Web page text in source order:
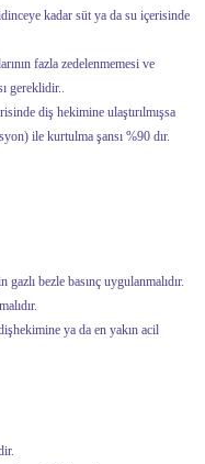
kadar süt ya da su içerisinde
fazla zedelenmemesi ve
gereklidir..
diş hekimine ulaştırılmışsa
ile kurtulma şansı %90 dır.
bezle basınç uygulanmalıdır.
ya da en yakın acil